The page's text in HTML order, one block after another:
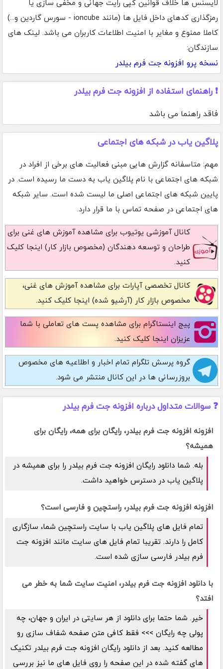
لایسنس ها خلاف قوانین کپی رایت جهانی و مخفی سازی یا
رمزگذاری کدهای داخل فایل ها (مانند ioncube - سورس گاردین و...)
کاملا ممنوع و مغایر با امنیت اطلاعات کاربران می باشد. لینک های
سازندگان:
نسخه پرو افزونه جت فرم بیلدر
❗ راهنمای استفاده از افزونه جت فرم بیلدر
فاقد راهنما می باشد
پلاگین یاب در شبکه های اجتماعی
مهم: متاسفانه گزارش هایی مبنی فعالیت های برخی از افراد در
شبکه های اجتماعی با نام پلاگین یاب به دست ما رسیده است. در
پایین شبکه های اجتماعی اصلی ما لیست شده است. سایر شبکه
های اجتماعی در صفحه تماس با ما قرار دارد.
کانال آموزشی یوتیوب برای مشاهده آموزش های غنی برای
طراحان و توسعه دهندگان (مخصوص بازار کار) اینجا کلیک
کنید.
کانال تخصصی آپارات برای مشاهده آموزش های غنی،
مخصوص بازار کار (آرشیو شده) اینجا کلیک کنید.
پیج اینستاگرام برای مشاهده پست های تعاملی با شما
عزیزان اینجا کلیک کنید.
گروه پرسش تلگرام تمام اخبار و اطلاعیه های مخصوص
بروزرسانی ها در این کانال منتشر می شود.
❓ سوالات متداول درباره افزونه جت فرم بیلدر
افزونه افزونه جت فرم بیلدر، رایگان برای همه، رایگان برای
همیشه؟
بله. شما دانلود رایگان افزونه جت فرم بیلدر را برای همیشه در
پلاگین یاب در دسترس خواهید داشت.
افزونه افزونه جت فرم بیلدر، راستچین و فارسی است؟
تمام فایل های پلاگین یاب با سایت راستچین شما، سازگاری
کامل را دارند. تقریبا تمام فایل های سایت مانند افزونه جت
فرم بیلدر فارسی سازی شده است.
با دانلود افزونه جت فرم بیلدر، امنیت سایت شما به خطر می
افتد؟
خیر. شما حتما برای دانلود از هر سایتی در ایران و جهان، چه
پولی چه رایگان >>> فقط کافی متن صفحه شفاف سازی رو
مطالعه کنید. بعد از دانلود رایگان افزونه جت فرم بیلدر تکنیک
های گفته شده در این صفحه را روی فایل های ما نیز بررسی